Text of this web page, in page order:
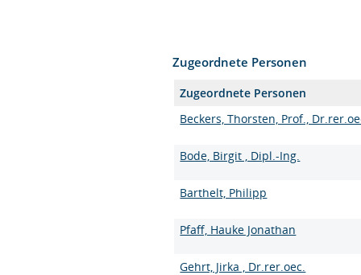
Zugeordnete Personen
Zugeordnete Personen
Beckers, Thorsten, Prof.,
Bode, Birgit , Dipl.-Ing.
Barthelt, Philipp
Pfaff, Hauke Jonathan
Gehrt, Jirka , Dr.rer.oec.